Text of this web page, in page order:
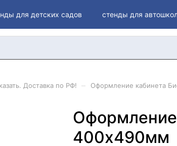
для детских садов стенды для
Доставка по РФ! Оформление кабинета
Оформление
400х490мм